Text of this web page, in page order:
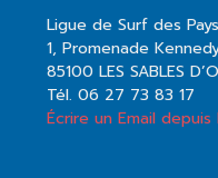
Ligue de Surf des
1, Promenade
85100 LES SABLES
Tél. 06 27 73 83 17
Écrire un Email